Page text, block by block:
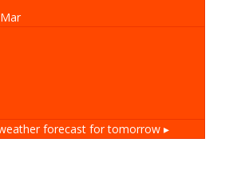
Mar
forecast for tomorrow ▸